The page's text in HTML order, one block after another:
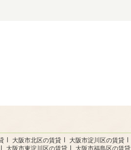
大阪市北区の賃貸
大阪市淀川区の賃貸
大阪市東淀川区の賃貸 大阪市福島区の賃貸